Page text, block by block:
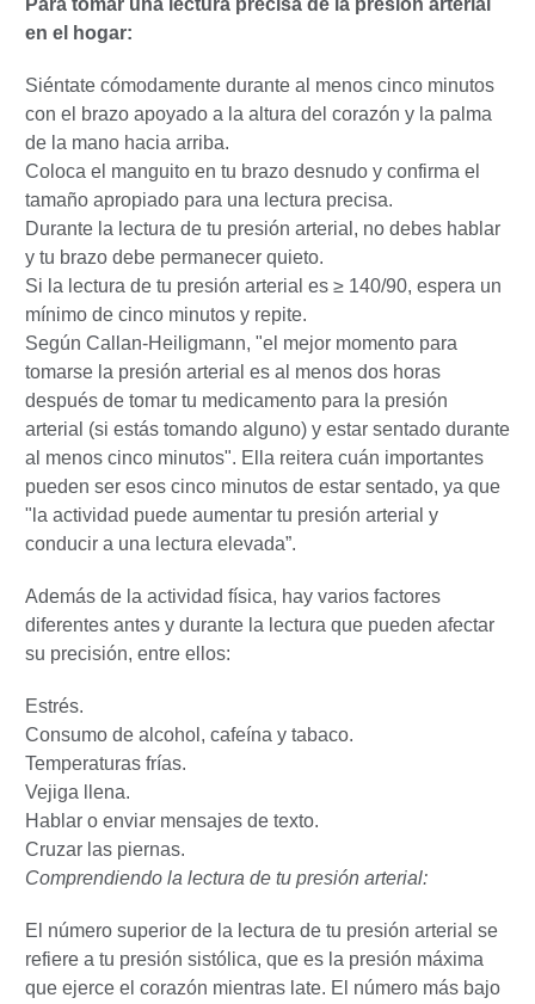
en el hogar:
Siéntate cómodamente durante al menos cinco minutos
con el brazo apoyado a la altura del corazón y la palma
de la mano hacia arriba.
Coloca el manguito en tu brazo desnudo y confirma el
tamaño apropiado para una lectura precisa.
Durante la lectura de tu presión arterial, no debes hablar
y tu brazo debe permanecer quieto.
Si la lectura de tu presión arterial es ≥ 140/90, espera un
mínimo de cinco minutos y repite.
Según Callan-Heiligmann, "el mejor momento para
tomarse la presión arterial es al menos dos horas
después de tomar tu medicamento para la presión
arterial (si estás tomando alguno) y estar sentado durante
al menos cinco minutos". Ella reitera cuán importantes
pueden ser esos cinco minutos de estar sentado, ya que
"la actividad puede aumentar tu presión arterial y
conducir a una lectura elevada”.
Además de la actividad física, hay varios factores
diferentes antes y durante la lectura que pueden afectar
su precisión, entre ellos:
Estrés.
Consumo de alcohol, cafeína y tabaco.
Temperaturas frías.
Vejiga llena.
Hablar o enviar mensajes de texto.
Cruzar las piernas.
Comprendiendo la lectura de tu presión arterial:
El número superior de la lectura de tu presión arterial se
refiere a tu presión sistólica, que es la presión máxima
que ejerce el corazón mientras late. El número más bajo